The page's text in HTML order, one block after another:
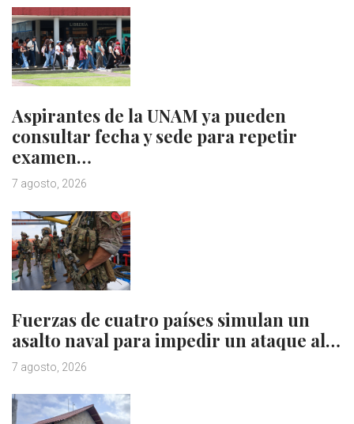
Aspirantes de la UNAM ya pueden
consultar fecha y sede para repetir
examen…
7 agosto, 2026
Fuerzas de cuatro países simulan un
asalto naval para impedir un ataque al…
7 agosto, 2026